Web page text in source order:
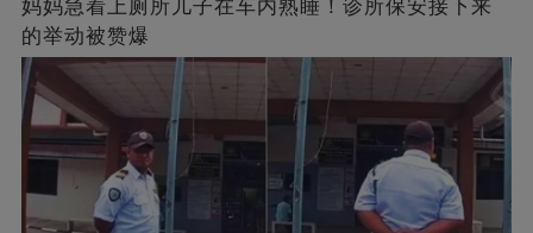
妈妈急着上厕所儿子在车内熟睡！诊所保安接下来
的举动被赞爆